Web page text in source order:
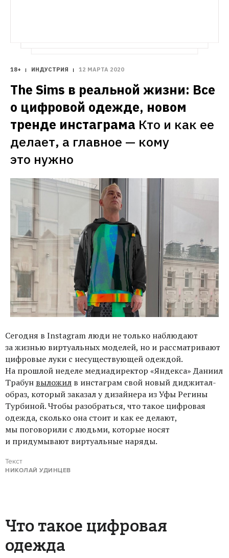
18+ ИНДУСТРИЯ 12 МАРТА 2020
The Sims в реальной жизни: Все
о цифровой одежде, новом
тренде инстаграма Кто и как ее
делает, а главное — кому
это нужно
Сегодня в Instagram люди не только наблюдают
за жизнью виртуальных моделей, но и рассматривают
цифровые луки с несуществующей одеждой.
На прошлой неделе медиадиректор «Яндекса» Даниил
Трабун выложил в инстаграм свой новый диджитал-
образ, который заказал у дизайнера из Уфы Регины
Турбиной. Чтобы разобраться, что такое цифровая
одежда, сколько она стоит и как ее делают,
мы поговорили с людьми, которые носят
и придумывают виртуальные наряды.
Текст
НИКОЛАЙ УДИНЦЕВ
Что такое цифровая
одежда